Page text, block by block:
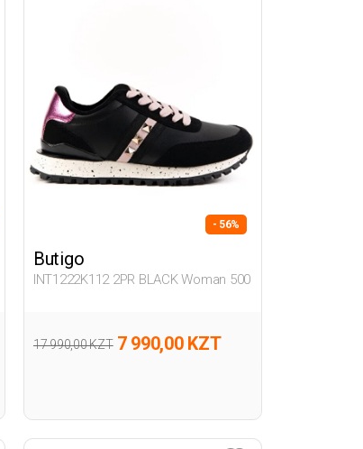
- 56%
Butigo
INT1222K112 2PR BLACK Woman 500
17 990,00 KZT 7 990,00 KZT